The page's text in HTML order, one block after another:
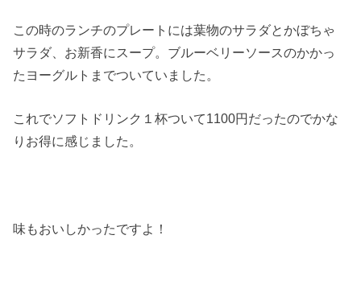
この時のランチのプレートには葉物のサラダとかぼちゃ
サラダ、お新香にスープ。ブルーベリーソースのかかっ
たヨーグルトまでついていました。
これでソフトドリンク１杯ついて1100円だったのでかな
りお得に感じました。
味もおいしかったですよ！